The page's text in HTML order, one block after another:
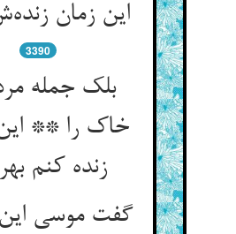
این زمان
3390
بلک جمله
خاک را **
زنده کنم
گفت موسی